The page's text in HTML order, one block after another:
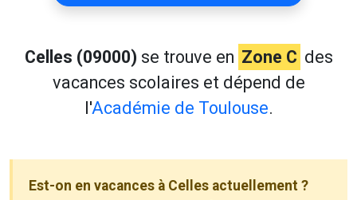
Celles (09000) se trouve en Zone C des
vacances scolaires et dépend de
l'Académie de Toulouse.
Est-on en vacances à Celles actuellement ?